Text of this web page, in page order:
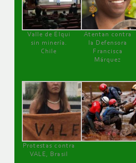
Valle de Elqui
sin minería.
Chile
Atentan contra
la Defensora
Francisca
Márquez
Protestas contra
VALE, Brasil